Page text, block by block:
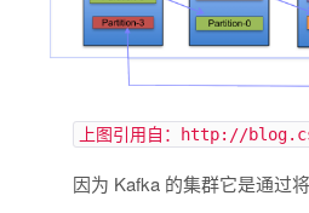
上图引用自：http://
因为 Kafka 的集群它是通过